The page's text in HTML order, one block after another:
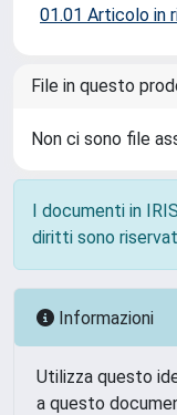
01.01 Articolo in
File in questo
Non ci sono file
I documenti in
diritti sono
Informazioni
Utilizza questo
a questo